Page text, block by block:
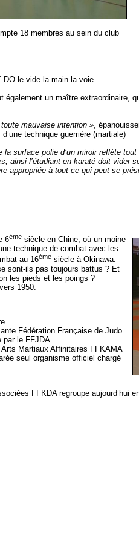
18 membres au sein du club
DO le vide la main la voie
également un maître extraordinaire,
mauvaise intention » ,
technique guerrière (martiale)
la surface polie d’un miroir reflète
ainsi l’étudiant en karaté doit vider
appropriée à tout ce qui peut se
6ème siècle en Chine, où un moine
technique de combat avec les
au 16ème siècle à Okinawa.
sont-ils pas toujours battus ? Et
les pieds et les poings ?
1950.
Fédération Française de Judo.
par le FFJDA
Martiaux Affinitaires FFKAMA
seul organisme officiel chargé
FFKDA regroupe aujourd’hui